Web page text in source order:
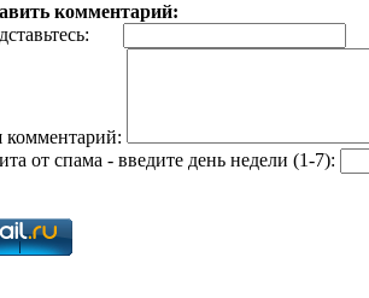
комментарий:
от спама - введите день недели (1-7):